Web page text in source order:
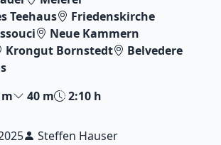
Teehaus
Friedenskirche
Neue Kammern
Krongut Bornstedt
Belvedere
40 m 2:10 h
Steffen Hauser